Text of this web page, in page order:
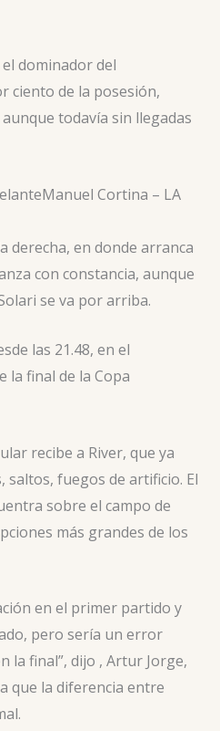
dominador del
ciento de la posesión,
todavía sin llegadas
Manuel Cortina – LA
derecha, en donde arranca
con constancia, aunque
se va por arriba.
las 21.48, en el
la final de la Copa
recibe a River, que ya
saltos, fuegos de artificio. El
sobre el campo de
más grandes de los
en el primer partido y
pero sería un error
la final”, dijo , Artur Jorge,
que la diferencia entre